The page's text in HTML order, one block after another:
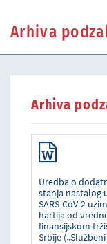
Arhiva
Arhiva
Uredba o
stanja nastalog
SARS-CoV-2
hartija od
finansijskom
Srbije